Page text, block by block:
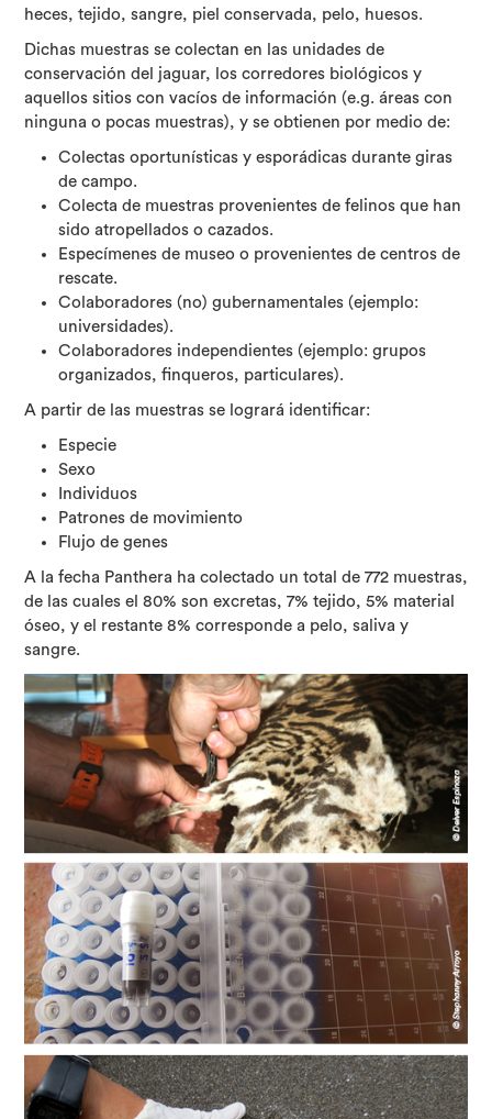
heces, tejido, sangre, piel conservada, pelo, huesos.
Dichas muestras se colectan en las unidades de
conservación del jaguar, los corredores biológicos y
aquellos sitios con vacíos de información (e.g. áreas con
ninguna o pocas muestras), y se obtienen por medio de:
Colectas oportunísticas y esporádicas durante giras
de campo.
Colecta de muestras provenientes de felinos que han
sido atropellados o cazados.
Especímenes de museo o provenientes de centros de
rescate.
Colaboradores (no) gubernamentales (ejemplo:
universidades).
Colaboradores independientes (ejemplo: grupos
organizados, finqueros, particulares).
A partir de las muestras se logrará identificar:
Especie
Sexo
Individuos
Patrones de movimiento
Flujo de genes
A la fecha Panthera ha colectado un total de 772 muestras,
de las cuales el 80% son excretas, 7% tejido, 5% material
óseo, y el restante 8% corresponde a pelo, saliva y
sangre.